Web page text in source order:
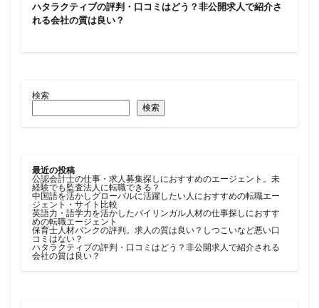
ハタラクティブの評判・口コミはどう？非公開求人で紹介さ
れる会社の質は良い？
検索
検索
最近の投稿
公認会計士の仕事・求人募集探しにおすすめのエージェント。未
経験でも監査法人に転職できる？
中国語を活かしグローバルに活躍したい人におすすめの転職エー
ジェント・サイト比較
英語力・語学力を活かしたバイリンガル人材の仕事探しにおすす
めの転職エージェント
保育士人材バンクの評判。求人の質は良い？しつこいなど悪い口
コミはない？
ハタラクティブの評判・口コミはどう？非公開求人で紹介される
会社の質は良い？